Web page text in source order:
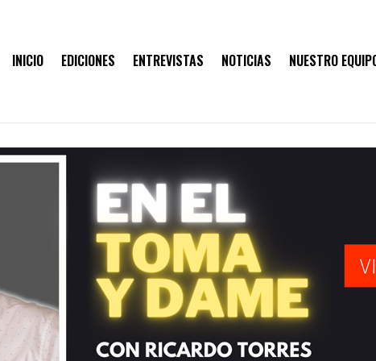
INICIO EDICIONES ENTREVISTAS NOTICIAS NUESTRO